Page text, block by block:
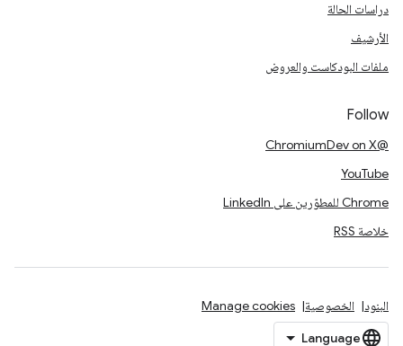
دراسات الحالة
الأرشيف
ملفات البودكاست والعروض
Follow
@ChromiumDev on X
YouTube
Chrome للمطوّرين على LinkedIn
خلاصة RSS
البنود الخصوصية Manage cookies